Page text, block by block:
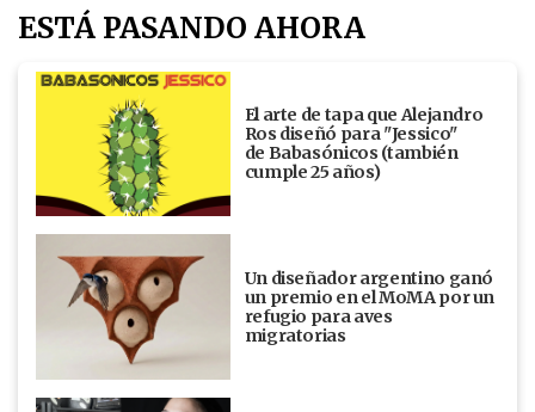
ESTÁ PASANDO AHORA
El arte de tapa que Alejandro
Ros diseñó para "Jessico"
de Babasónicos (también
cumple 25 años)
Un diseñador argentino ganó
un premio en el MoMA por un
refugio para aves
migratorias